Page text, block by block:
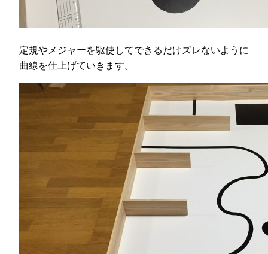
定規やメジャーを駆使してできるだけズレないように
曲線を仕上げていきます。